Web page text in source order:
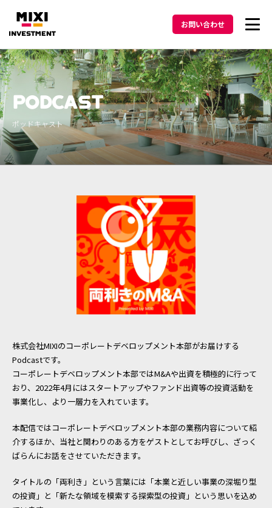
投資方針
メッセージ
ポートフォリオ
お問い合わせ
PODCAST
ポッドキャスト
株式会社MIXIのコーポレートデベロップメント本部がお届けする
Podcastです。
コーポレートデベロップメント本部ではM&Aや出資を積極的に行って
おり、2022年4月にはスタートアップやファンド出資等の投資活動を
事業化し、より一層力を入れています。
本配信ではコーポレートデベロップメント本部の業務内容について紹
介するほか、当社と関わりのある方をゲストとしてお呼びし、ざっく
ばらんにお話をさせていただきます。
タイトルの「両利き」という言葉には「本業と近しい事業の深堀り型
の投資」と「新たな領域を模索する探索型の投資」という思いを込め